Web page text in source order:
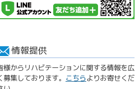
情報提供
様からリハビテーションに関する情報を広
募集しております。 こちらよりお寄せくだ